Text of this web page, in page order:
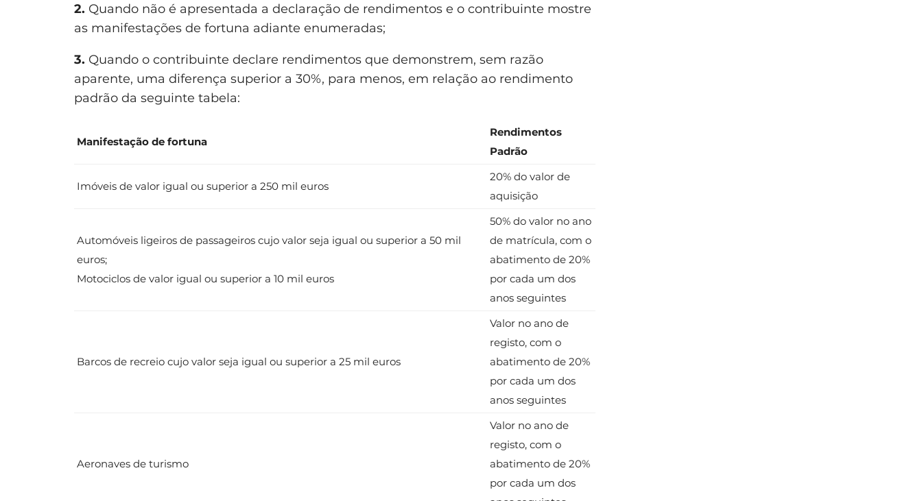
2. Quando não é apresentada a declaração de rendimentos e o contribuinte mostre
as manifestações de fortuna adiante enumeradas;
3. Quando o contribuinte declare rendimentos que demonstrem, sem razão
aparente, uma diferença superior a 30%, para menos, em relação ao rendimento
padrão da seguinte tabela:
Manifestação de fortuna
Rendimentos
Padrão
Imóveis de valor igual ou superior a 250 mil euros
20% do valor de
aquisição
Automóveis ligeiros de passageiros cujo valor seja igual ou superior a 50 mil
euros;
Motociclos de valor igual ou superior a 10 mil euros
50% do valor no ano
de matrícula, com o
abatimento de 20%
por cada um dos
anos seguintes
Barcos de recreio cujo valor seja igual ou superior a 25 mil euros
Valor no ano de
registo, com o
abatimento de 20%
por cada um dos
anos seguintes
Aeronaves de turismo
Valor no ano de
registo, com o
abatimento de 20%
por cada um dos